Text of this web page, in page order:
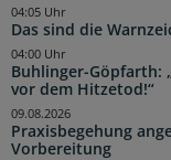
Das sind die
04:05 Uhr
Buhlinger-Göpfarth:
vor dem Hitzetod!“
04:00 Uhr
Praxisbegehung
Vorbereitung
09.08.2026